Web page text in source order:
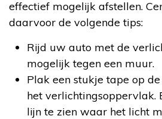
effectief mogelijk afstellen.
daarvoor de volgende tips:
Rijd uw auto met de
mogelijk tegen een muur.
Plak een stukje tape op
het verlichtingsoppervlak.
lijn te zien waar het licht